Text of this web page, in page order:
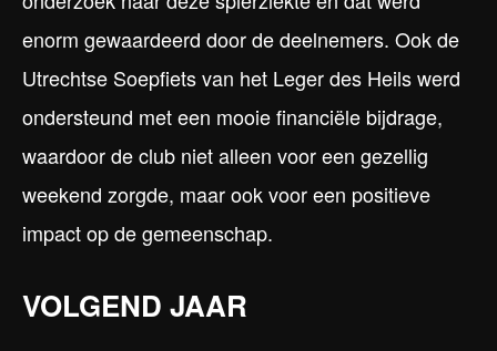
enorm gewaardeerd door de deelnemers. Ook de
Utrechtse Soepfiets van het Leger des Heils werd
ondersteund met een mooie financiële bijdrage,
waardoor de club niet alleen voor een gezellig
weekend zorgde, maar ook voor een positieve
impact op de gemeenschap.
VOLGEND JAAR